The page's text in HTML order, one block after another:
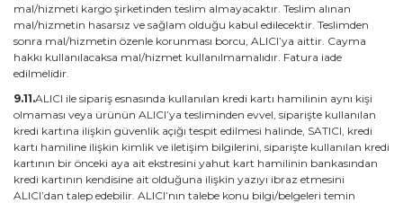
mal/hizmeti kargo şirketinden teslim almayacaktır. Teslim alınan
mal/hizmetin hasarsız ve sağlam olduğu kabul edilecektir. Teslimden
sonra mal/hizmetin özenle korunması borcu, ALICI’ya aittir. Cayma
hakkı kullanılacaksa mal/hizmet kullanılmamalıdır. Fatura iade
edilmelidir.
9.11.ALICI ile sipariş esnasında kullanılan kredi kartı hamilinin aynı kişi
olmaması veya ürünün ALICI’ya tesliminden evvel, siparişte kullanılan
kredi kartına ilişkin güvenlik açığı tespit edilmesi halinde, SATICI, kredi
kartı hamiline ilişkin kimlik ve iletişim bilgilerini, siparişte kullanılan kredi
kartının bir önceki aya ait ekstresini yahut kart hamilinin bankasından
kredi kartının kendisine ait olduğuna ilişkin yazıyı ibraz etmesini
ALICI’dan talep edebilir. ALICI’nın talebe konu bilgi/belgeleri temin